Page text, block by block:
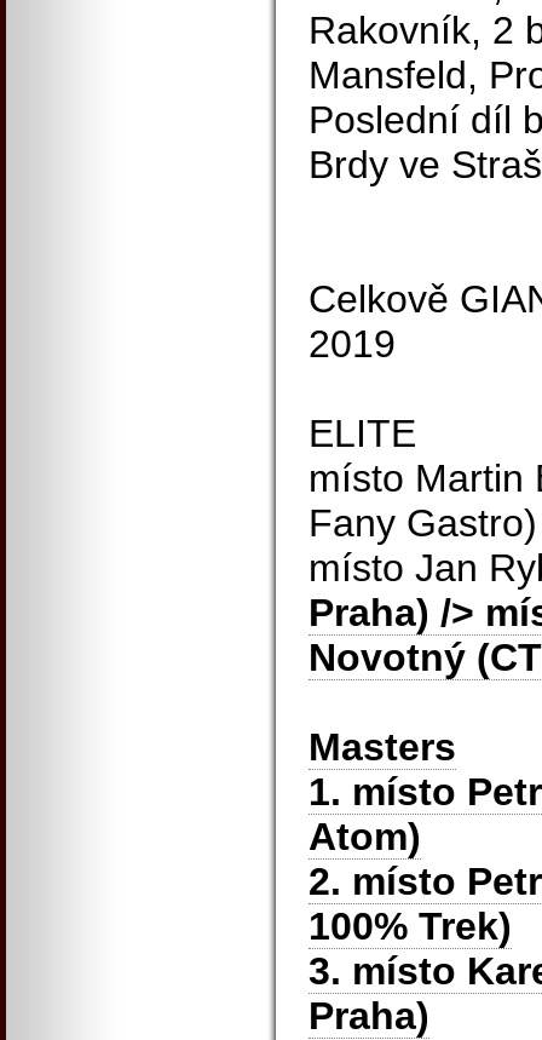
Rakovník, 2
Mansfeld,
Poslední díl
Brdy ve
Celkově
2019
ELITE
místo Martin
Fany Gastro)
místo Jan
Praha) />
Novotný
Masters
1. místo
Atom)
2. místo
100% Trek)
3. místo
Praha)